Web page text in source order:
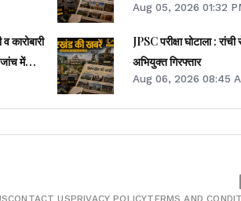
में
Aug 05, 2026 01:32
JPSC परीक्षा घोटाला :
अभियुक्त गिरफ्तार
Aug 06, 2026 08:45
CONTACT USPRIVACY POLICYTERMS AND